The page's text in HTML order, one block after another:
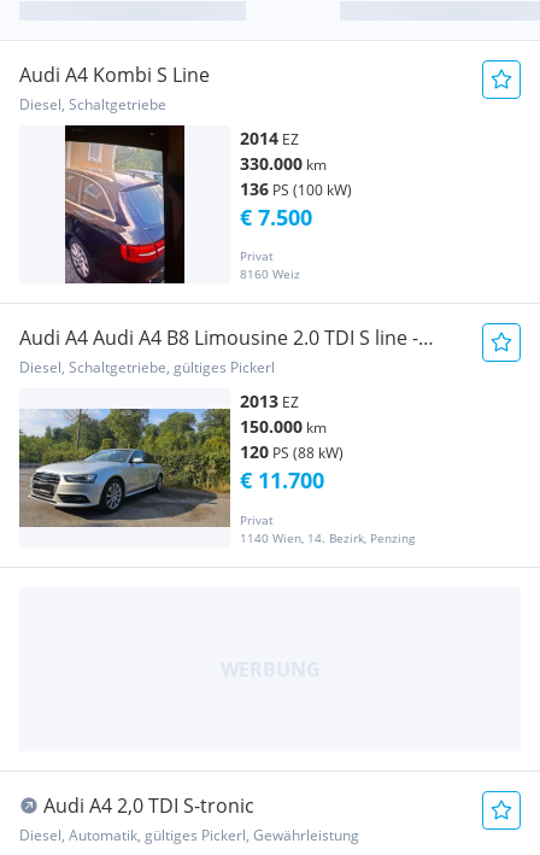
Audi A4 Kombi S Line
Diesel, Schaltgetriebe
2014 EZ
330.000 km
136 PS (100 kW)
Privat
8160 Weiz
€ 7.500
Audi A4 Audi A4 B8 Limousine 2.0 TDI S line -
Pickerl 06/2027 - 8-fach bereift - 150.000 km
Diesel, Schaltgetriebe, gültiges Pickerl
2013 EZ
150.000 km
120 PS (88 kW)
Privat
1140 Wien, 14. Bezirk, Penzing
€ 11.700
Audi A4 2,0 TDI S-tronic
Diesel, Automatik, gültiges Pickerl, Gewährleistung